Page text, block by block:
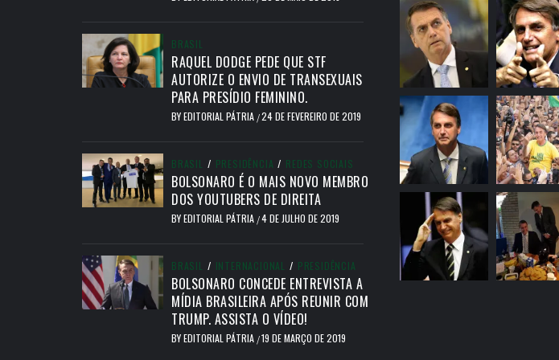
BRASIL
RAQUEL DODGE PEDE QUE STF
AUTORIZE O ENVIO DE TRANSEXUAIS
PARA PRESÍDIO FEMININO.
BYEDITORIAL PÁTRIA /24 DE FEVEREIRO DE 2019
BRASIL / PRESIDÊNCIA / REDES SOCIAIS
BOLSONARO É O MAIS NOVO MEMBRO
DOS YOUTUBERS DE DIREITA
BYEDITORIAL PÁTRIA /4 DE JULHO DE 2019
BRASIL / INTERNACIONAL / PRESIDÊNCIA
BOLSONARO CONCEDE ENTREVISTA A
MÍDIA BRASILEIRA APÓS REUNIR COM
TRUMP. ASSISTA O VÍDEO!
BYEDITORIAL PÁTRIA /19 DE MARÇO DE 2019